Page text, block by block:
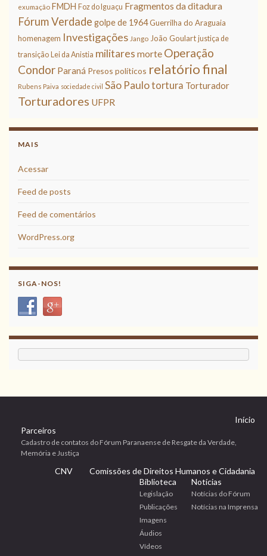
exumação FMDH Foz do Iguaçu Fragmentos da ditadura
Fórum Verdade golpe de 1964Guerrilha do Araguaia
homenagem Investigações Jango João Goulart justiça de
transição Lei da Anistia militares morte Operação
Condor Paraná Presos políticos relatório final
Rubens Paiva sociedade civil São Paulotortura Torturador
Torturadores UFPR
MAIS
Acessar
Feed de posts
Feed de comentários
WordPress.org
SIGA-NOS!
Início
Parceiros
Cadastro de contatos do Fórum Paranaense de Resgate da Verdade,
Memória e Justiça
CNV
Comissões de Direitos Humanos e Cidadania
Biblioteca
Legislação
Publicações
Imagens
Áudios
Vídeos
Notícias
Notícias do Fórum
Notícias na Imprensa